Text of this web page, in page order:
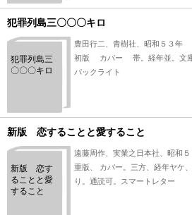
犯罪列島三〇〇〇キロ
犯罪列島三
〇〇〇キロ
豊田行二、青樹社、昭和５３年
初版 カバー 帯。経年並。文庫
パックライト
新版 恋することと愛すること
新版 恋す
ることと愛
すること
遠藤周作、実業之日本社、昭和５
重版、 カバー。三方、経年ヤケ
り。通読可。スマートレター